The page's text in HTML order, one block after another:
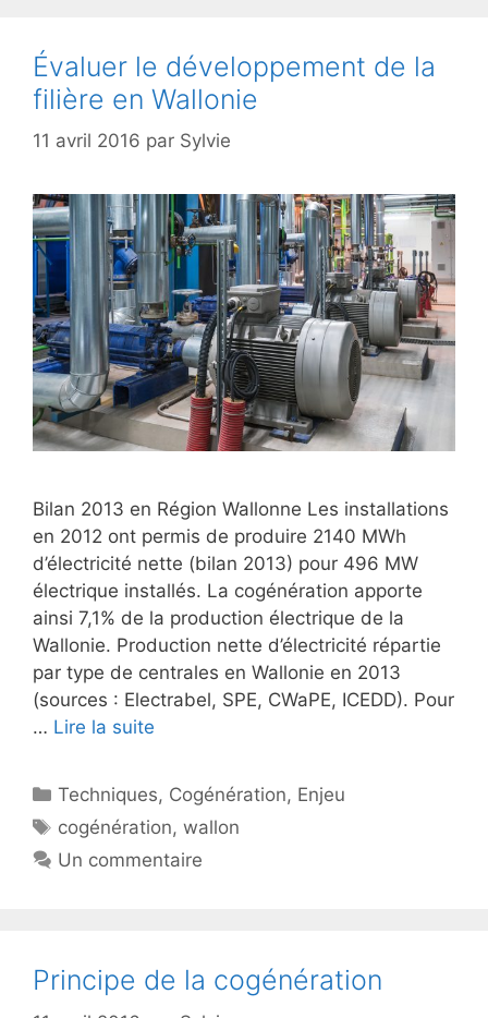
Évaluer le développement de la
filière en Wallonie
11 avril 2016 par Sylvie
Bilan 2013 en Région Wallonne Les installations
en 2012 ont permis de produire 2140 MWh
d’électricité nette (bilan 2013) pour 496 MW
électrique installés. La cogénération apporte
ainsi 7,1% de la production électrique de la
Wallonie. Production nette d’électricité répartie
par type de centrales en Wallonie en 2013
(sources : Electrabel, SPE, CWaPE, ICEDD). Pour
… Lire la suite
Catégories
Techniques, Cogénération, Enjeu
Étiquettes
cogénération,wallon
Un commentaire
Principe de la cogénération